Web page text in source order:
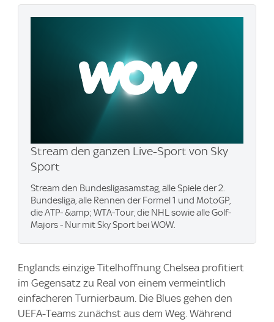
Stream den ganzen Live-Sport von Sky
Sport
Stream den Bundesligasamstag, alle Spiele der 2.
Bundesliga, alle Rennen der Formel 1 und MotoGP,
die ATP- &amp; WTA-Tour, die NHL sowie alle Golf-
Majors - Nur mit Sky Sport bei WOW.
Englands einzige Titelhoffnung Chelsea profitiert
im Gegensatz zu Real von einem vermeintlich
einfacheren Turnierbaum. Die Blues gehen den
UEFA-Teams zunächst aus dem Weg. Während